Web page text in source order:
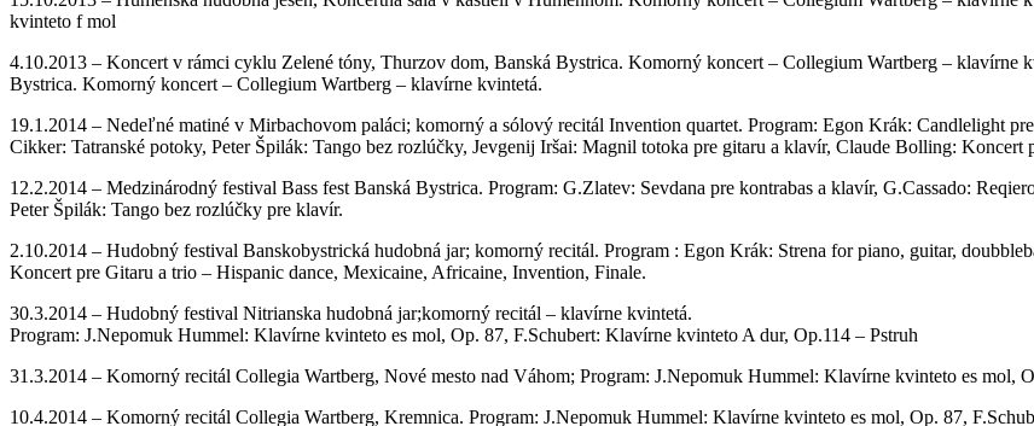
kvinteto f mol
4.10.2013 – Koncert v rámci cyklu Zelené tóny, Thurzov dom, Banská Bystrica. Komorný koncert – Collegium Wartberg – klavírne
Bystrica. Komorný koncert – Collegium Wartberg – klavírne kvintetá.
19.1.2014 – Nedeľné matiné v Mirbachovom paláci; komorný a sólový recitál Invention quartet. Program: Egon Krák: Candlelight
Cikker: Tatranské potoky, Peter Špilák: Tango bez rozlúčky, Jevgenij Iršai: Magnil totoka pre gitaru a klavír, Claude Bolling: Koncert
12.2.2014 – Medzinárodný festival Bass fest Banská Bystrica. Program: G.Zlatev: Sevdana pre kontrabas a klavír, G.Cassado:
Peter Špilák: Tango bez rozlúčky pre klavír.
2.10.2014 – Hudobný festival Banskobystrická hudobná jar; komorný recitál. Program : Egon Krák: Strena for piano, guitar,
Koncert pre Gitaru a trio – Hispanic dance, Mexicaine, Africaine, Invention, Finale.
30.3.2014 – Hudobný festival Nitrianska hudobná jar;komorný recitál – klavírne kvintetá.
Program: J.Nepomuk Hummel: Klavírne kvinteto es mol, Op. 87, F.Schubert: Klavírne kvinteto A dur, Op.114 – Pstruh
31.3.2014 – Komorný recitál Collegia Wartberg, Nové mesto nad Váhom; Program: J.Nepomuk Hummel: Klavírne kvinteto es mol,
10.4.2014 – Komorný recitál Collegia Wartberg, Kremnica. Program: J.Nepomuk Hummel: Klavírne kvinteto es mol, Op. 87,